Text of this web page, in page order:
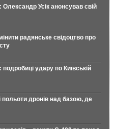
Усік анонсував свій
радянське свідоцтво про
удару по Київській
польоти дронів над базою, де